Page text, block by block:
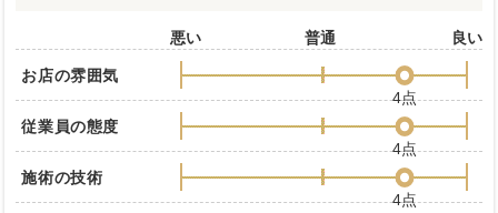
悪い 普通 良い
お店の雰囲気
4点
従業員の態度
4点
施術の技術
4点